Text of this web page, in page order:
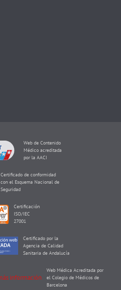
Web de Contenido
Médico acreditada
por la AACI
Certificado de conformidad
con el Esquema Nacional de
Seguridad
Certificación
ISO/IEC
27001
Certificado por la
Agencia de Calidad
Sanitaria de Andalucía
Web Médica Acreditada por
el Colegio de Médicos de
Barcelona